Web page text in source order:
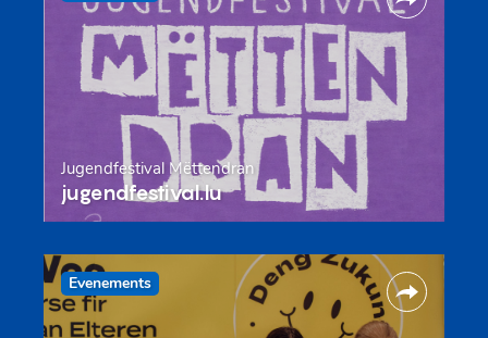
Jugendfestival Mëttendran
jugendfestival.lu
Evenements